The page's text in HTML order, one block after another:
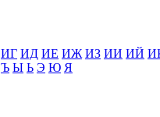
ИГ ИД ИЕ ИЖ ИЗ ИИ ИЙ
Ъ Ы Ь Э Ю Я